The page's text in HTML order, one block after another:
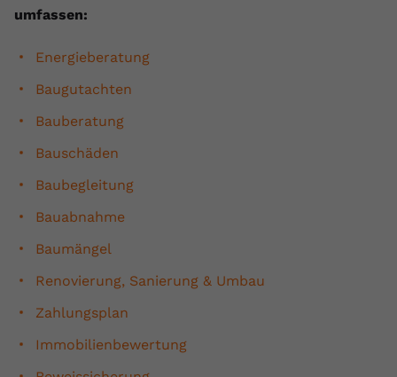
umfassen:
Energieberatung
Baugutachten
Bauberatung
Bauschäden
Baubegleitung
Bauabnahme
Baumängel
Renovierung, Sanierung & Umbau
Zahlungsplan
Immobilienbewertung